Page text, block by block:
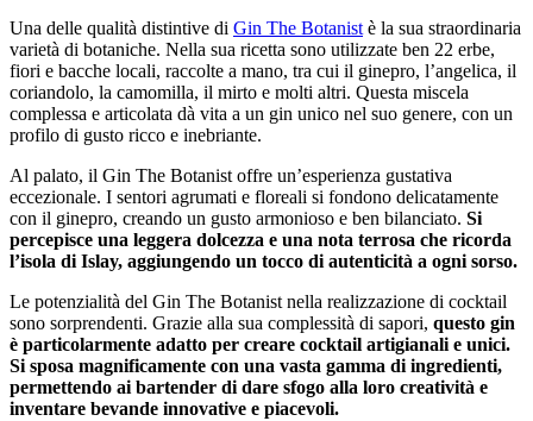
Una delle qualità distintive di Gin The Botanist è la sua straordinaria
varietà di botaniche. Nella sua ricetta sono utilizzate ben 22 erbe,
fiori e bacche locali, raccolte a mano, tra cui il ginepro, l’angelica, il
coriandolo, la camomilla, il mirto e molti altri. Questa miscela
complessa e articolata dà vita a un gin unico nel suo genere, con un
profilo di gusto ricco e inebriante.
Al palato, il Gin The Botanist offre un’esperienza gustativa
eccezionale. I sentori agrumati e floreali si fondono delicatamente
con il ginepro, creando un gusto armonioso e ben bilanciato. Si
percepisce una leggera dolcezza e una nota terrosa che ricorda
l’isola di Islay, aggiungendo un tocco di autenticità a ogni sorso.
Le potenzialità del Gin The Botanist nella realizzazione di cocktail
sono sorprendenti. Grazie alla sua complessità di sapori, questo gin
è particolarmente adatto per creare cocktail artigianali e unici.
Si sposa magnificamente con una vasta gamma di ingredienti,
permettendo ai bartender di dare sfogo alla loro creatività e
inventare bevande innovative e piacevoli.